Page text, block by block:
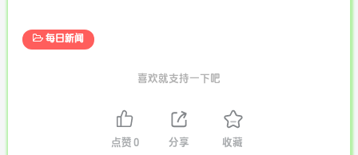
每日新闻
喜欢就支持一下吧
点赞 0 分享 收藏